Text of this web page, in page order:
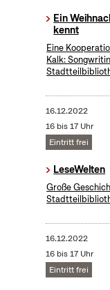
Ein
kennt
Eine
Kalk:
16.12.2022
16 bis 17 Uhr
Eintritt frei
LeseWelten
Große
16.12.2022
16 bis 17 Uhr
Eintritt frei